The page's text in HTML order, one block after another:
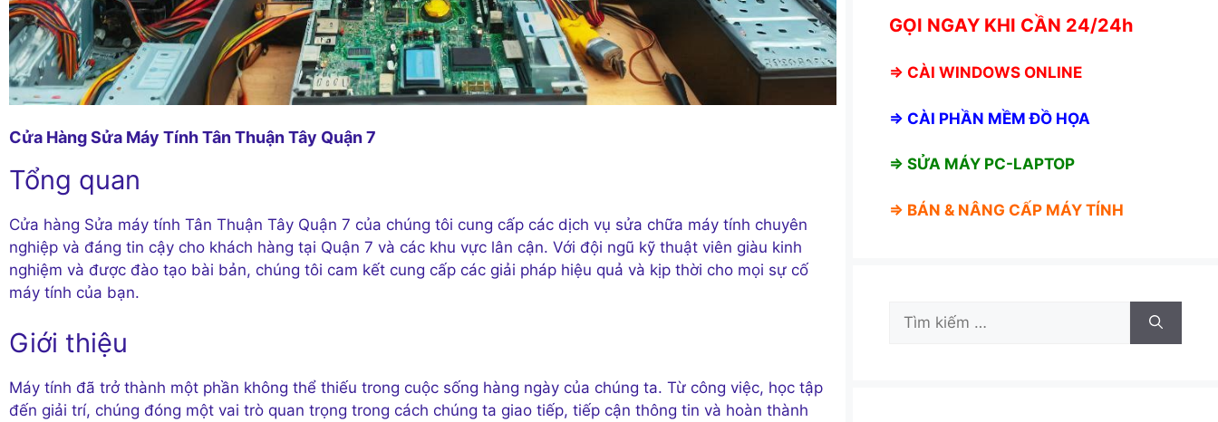
Cửa Hàng Sửa Máy Tính Tân Thuận Tây Quận 7
Tổng quan
Cửa hàng Sửa máy tính Tân Thuận Tây Quận 7 của chúng tôi cung cấp các dịch vụ sửa chữa máy tính chuyên
nghiệp và đáng tin cậy cho khách hàng tại Quận 7 và các khu vực lân cận. Với đội ngũ kỹ thuật viên giàu kinh
nghiệm và được đào tạo bài bản, chúng tôi cam kết cung cấp các giải pháp hiệu quả và kịp thời cho mọi sự cố
máy tính của bạn.
Giới thiệu
Máy tính đã trở thành một phần không thể thiếu trong cuộc sống hàng ngày của chúng ta. Từ công việc, học tập
đến giải trí, chúng đóng một vai trò quan trọng trong cách chúng ta giao tiếp, tiếp cận thông tin và hoàn thành
GỌI NGAY KHI CẦN 24/24h
⇒ CÀI WINDOWS ONLINE
⇒ CÀI PHẦN MỀM ĐỒ HỌA
⇒ SỬA MÁY PC-LAPTOP
⇒ BÁN & NÂNG CẤP MÁY TÍNH
Tìm
kiếm